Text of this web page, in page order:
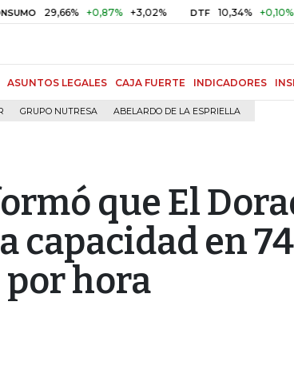
29,66% +0,87% +3,02% DTF 10,34% +0,10% +0,98%
ASUNTOS LEGALES CAJA FUERTE INDICADORES
GRUPO NUTRESA ABELARDO DE LA ESPRIELLA
que El
capacidad en 74
hora